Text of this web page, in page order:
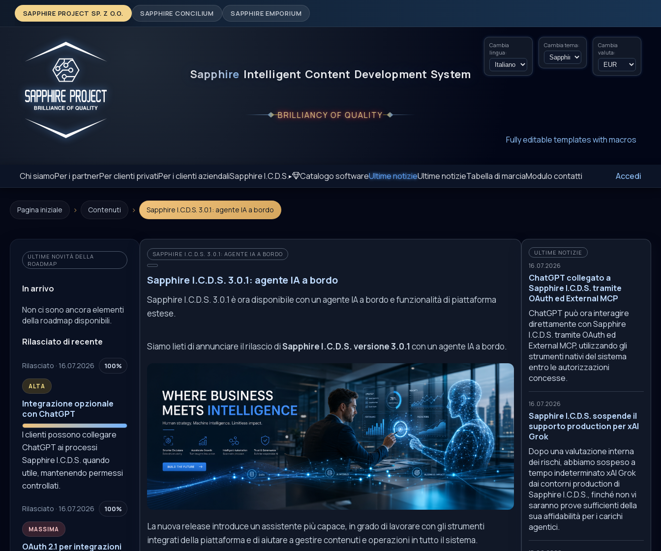
SAPPHIRE PROJECT SP. Z O.O. SAPPHIRE CONCILIUM SAPPHIRE EMPORIUM
Cambia
lingua:
Cambia tema:
Cambia
valuta:
Sapphire Intelligent Content Development System
Fully editable templates with macros
BRILLIANCY OF QUALITY
Accedi
Chi siamoPer i partnerPer clienti privatiPer i clienti aziendaliSapphire I.C.D.S. Catalogo softwareUltime notizieUltime notizieTabella di marciaModulo contatti
Pagina iniziale › Contenuti › Sapphire I.C.D.S. 3.0.1: agente IA a bordo
ULTIME NOVITÀ DELLA
ROADMAP
In arrivo
Non ci sono ancora elementi
della roadmap disponibili.
Rilasciato di recente
Rilasciato · 16.07.2026 100%
ALTA
Integrazione opzionale
con ChatGPT
I clienti possono collegare
ChatGPT ai processi
Sapphire I.C.D.S. quando
utile, mantenendo permessi
controllati.
Rilasciato · 16.07.2026 100%
MASSIMA
OAuth 2.1 per integrazioni
SAPPHIRE I.C.D.S. 3.0.1: AGENTE IA A BORDO
Sapphire I.C.D.S. 3.0.1: agente IA a bordo
Sapphire I.C.D.S. 3.0.1 è ora disponibile con un agente IA a bordo e funzionalità di piattaforma
estese.
Siamo lieti di annunciare il rilascio diSapphire I.C.D.S. versione 3.0.1con un agente IA a bordo.
La nuova release introduce un assistente più capace, in grado di lavorare con gli strumenti
integrati della piattaforma e di aiutare a gestire contenuti e operazioni in tutto il sistema.
ULTIME NOTIZIE
16.07.2026
ChatGPT collegato a
Sapphire I.C.D.S. tramite
OAuth ed External MCP
ChatGPT può ora interagire
direttamente con Sapphire
I.C.D.S. tramite OAuth ed
External MCP, utilizzando gli
strumenti nativi del sistema
entro le autorizzazioni
concesse.
16.07.2026
Sapphire I.C.D.S. sospende il
supporto production per xAI
Grok
Dopo una valutazione interna
dei rischi, abbiamo sospeso a
tempo indeterminato xAI Grok
dai contorni production di
Sapphire I.C.D.S., finché non vi
saranno prove sufficienti della
sua affidabilità per i carichi
agentici.